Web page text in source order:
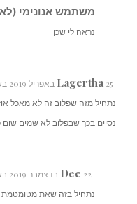
משתמש אנונימי
נראה לי שכן
Lagertha 25 באפריל 2019 בשעה 14:08
נתחיל מזה שפלוב זה לא מאכל
נסיים בכך שבפלוב לא שמים שום
Dee 22 בדצמבר 2019 בשעה 13:42
נתחיל בזה שאת מטומטמת